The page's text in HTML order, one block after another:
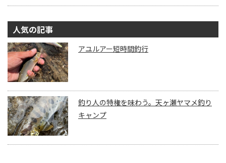
人気の記事
アユルアー短時間釣行
釣り人の特権を味わう。天ヶ瀬ヤマメ釣り
キャンプ